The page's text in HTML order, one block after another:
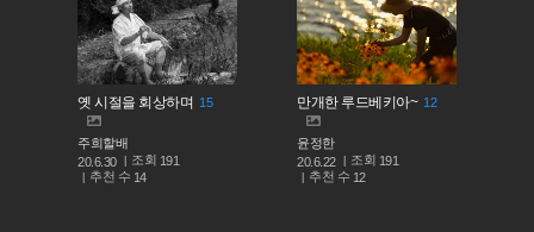
옛 시절을 회상하며 15
주희할배
20.6.30
조회 191
추천 수 14
만개한 루드베키아~ 12
윤정한
20.6.22
조회 191
추천 수 12